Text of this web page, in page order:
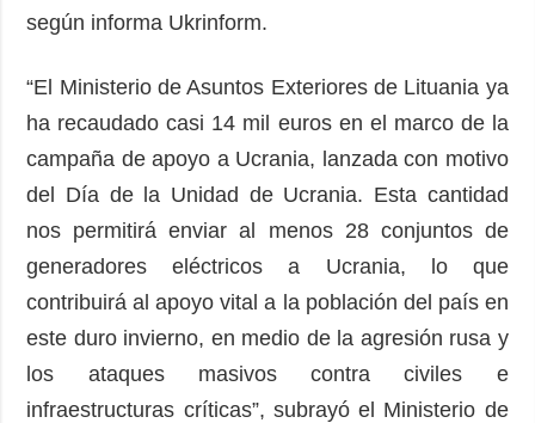
según informa Ukrinform.
“El Ministerio de Asuntos Exteriores de Lituania ya
ha recaudado casi 14 mil euros en el marco de la
campaña de apoyo a Ucrania, lanzada con motivo
del Día de la Unidad de Ucrania. Esta cantidad
nos permitirá enviar al menos 28 conjuntos de
generadores eléctricos a Ucrania, lo que
contribuirá al apoyo vital a la población del país en
este duro invierno, en medio de la agresión rusa y
los ataques masivos contra civiles e
infraestructuras críticas”, subrayó el Ministerio de